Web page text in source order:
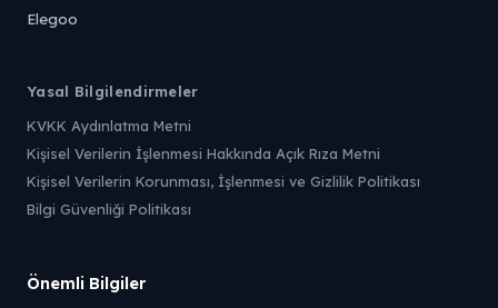
Elegoo
Yasal Bilgilendirmeler
KVKK Aydınlatma Metni
Kişisel Verilerin İşlenmesi Hakkında Açık Rıza Metni
Kişisel Verilerin Korunması, İşlenmesi ve Gizlilik Politikası
Bilgi Güvenliği Politikası
Önemli Bilgiler